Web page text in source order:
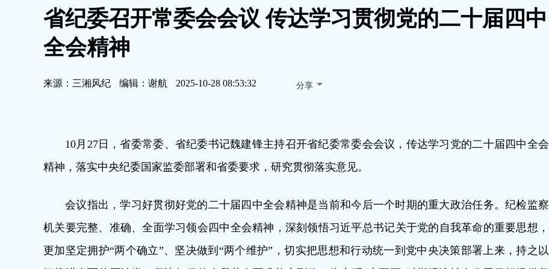
省纪委召开常委会会议 传达学习贯彻党的二十届四中
全会精神
来源：三湘风纪 编辑：谢航 2025-10-28 08:53:32 分享
10月27日，省委常委、省纪委书记魏建锋主持召开省纪委常委会会议，传达学习党的二十届四中全会
精神，落实中央纪委国家监委部署和省委要求，研究贯彻落实意见。
会议指出，学习好贯彻好党的二十届四中全会精神是当前和今后一个时期的重大政治任务。纪检监察
机关要完整、准确、全面学习领会四中全会精神，深刻领悟习近平总书记关于党的自我革命的重要思想，
更加坚定拥护“两个确立”、坚决做到“两个维护”，切实把思想和行动统一到党中央决策部署上来，持之以